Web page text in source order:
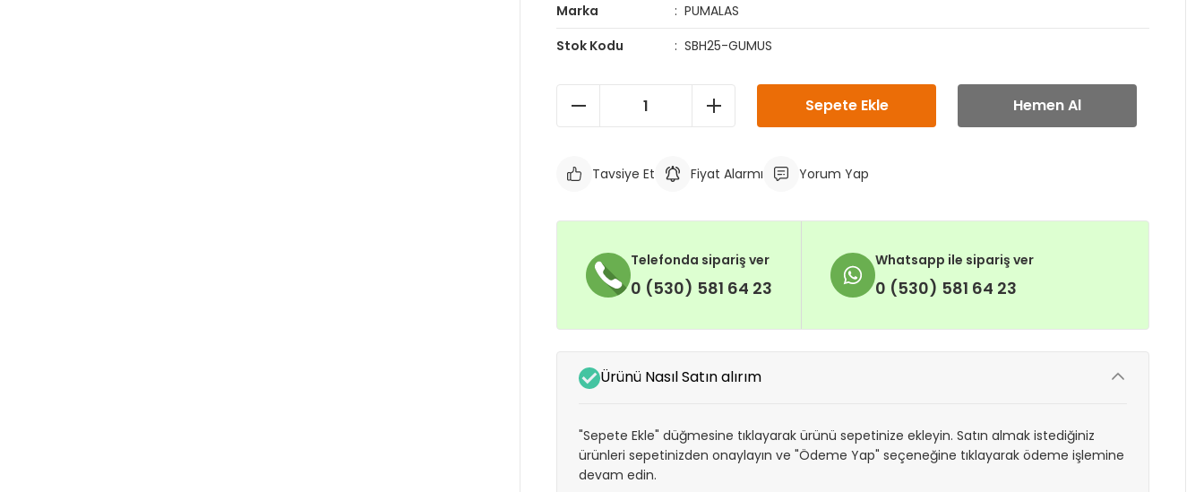
Marka
PUMALAS
Stok Kodu
SBH25-GUMUS
Sepete Ekle Hemen Al
Tavsiye Et Fiyat Alarmı Yorum Yap
Telefonda sipariş ver
0 (530) 581 64 23
Whatsapp ile sipariş ver
0 (530) 581 64 23
Ürünü Nasıl Satın alırım
"Sepete Ekle" düğmesine tıklayarak ürünü sepetinize ekleyin. Satın almak istediğiniz
ürünleri sepetinizden onaylayın ve "Ödeme Yap" seçeneğine tıklayarak ödeme işlemine
devam edin.